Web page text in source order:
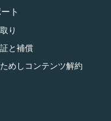
ト
り
と補償
めしコンテンツ解約